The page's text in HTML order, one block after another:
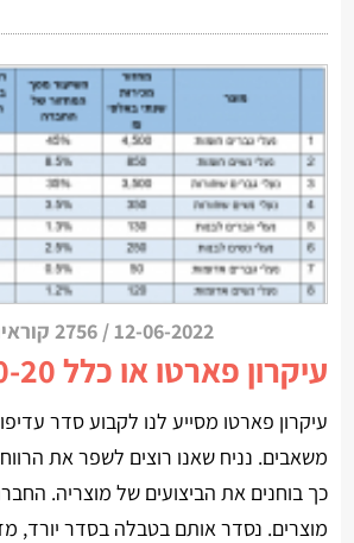
12-06-2022
/ 2756 קוראים/ות
עיקרון פארטו או כלל 80-20
עיקרון פארטו מסייע לנו לקבוע סדר
משאבים. נניח שאנו רוצים לשפר את
כך בוחנים את הביצועים של מוצריה.
מוצרים. נסדר אותם בטבלה בסדר יורד,